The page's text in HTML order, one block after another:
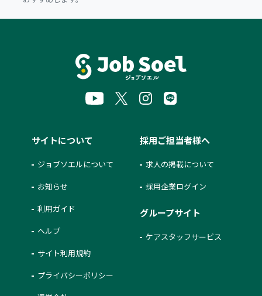
サイトについて
ジョブソエルについて
お知らせ
利用ガイド
ヘルプ
サイト利用規約
プライバシーポリシー
採用ご担当者様へ
求人の掲載について
採用企業ログイン
グループサイト
ケアスタッフサービス